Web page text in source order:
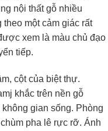
nội thất gỗ nhiều
một cảm giác rất
xem là màu chủ đạo
tiếp.
cột của biệt thự.
khắc trên nền gỗ
gian sống. Phòng
pha lê rực rỡ. Ánh